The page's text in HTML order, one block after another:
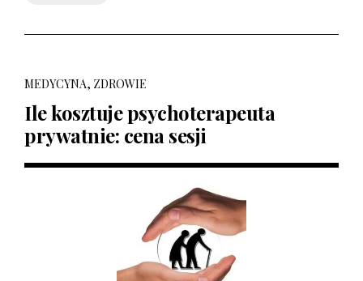
MEDYCYNA, ZDROWIE
Ile kosztuje psychoterapeuta
prywatnie: cena sesji